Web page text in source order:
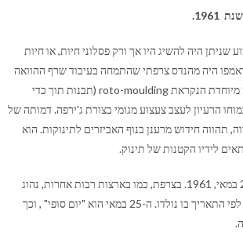
שניתן היה להשיג היו אך ורק פסלוני חיות, או חיות
היה מהנדס צרפתי שהתמחה בעיבוד שרף ההוואה
(Hevea) בעזרת טכניקה מיוחדת הנקראת roto-moulding (תבנות תוך כדי
הרעיון לעצב צעצוע מגומי בצורת ג'ירפה. דמותה של
תהווה חידוש מרענן בנוף האביזרים לתינוקות. הוא
לידיו הקטנות של תינוק.
ייצורה של סופי החל ב25 במאי, 1961. בצרפת, כמו בארצות רבות אחרות, נהוג
להעניק לתינוקות שמות לפי התאריך בו נולדו. ה-25 במאי הוא "יום סופי" , וכך